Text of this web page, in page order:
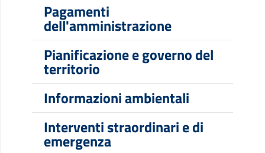
Pagamenti
dell'amministrazione
Pianificazione e governo del
territorio
Informazioni ambientali
Interventi straordinari e di
emergenza